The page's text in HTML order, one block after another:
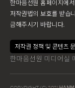
한마음선원 홈페이지에
저작권법의 보호를 받습
금해주시기 바랍니다.
저작권 정책 및 콘텐츠
한마음선원 미디어실